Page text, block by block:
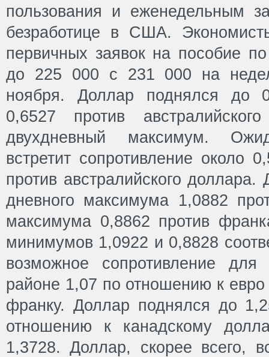
пользования и еженедельным
безработице в США.
первичных заявок на пособие
до 225 000 с 231 000 на
ноября. Доллар поднялся до
0,6527 против
двухдневный максимум.
встретит сопротивление около
против австралийского
дневного максимума 1,0882
максимума 0,8862 против
минимумов 1,0922 и 0,8828
возможное сопротивление
районе 1,07 по отношению к
франку. Доллар поднялся до
отношению к канадскому
1,3728. Доллар, скорее всего,